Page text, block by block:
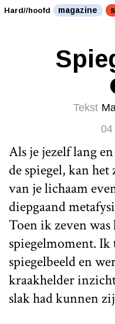
Hard//hoofd magazine
Tekst
04
Als je jezelf lang
de spiegel, kan
van je lichaam
diepgaand
Toen ik zeven was
spiegelmoment.
spiegelbeeld en
kraakhelder
slak had kunnen